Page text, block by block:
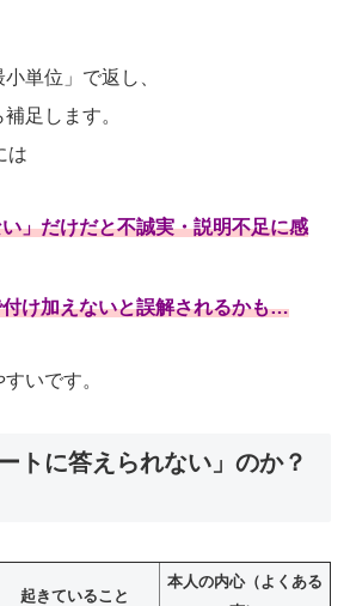
単位」で返し、
足します。
は
」だけだと不誠実・説明不足に感
け加えないと誤解されるかも…
いです。
トに答えられない」のか？
起きていること
本人の内心（よくある